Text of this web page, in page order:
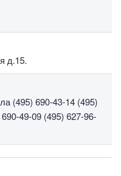
д.15.
(495) 690-43-14 (495)
49-09 (495) 627-96-